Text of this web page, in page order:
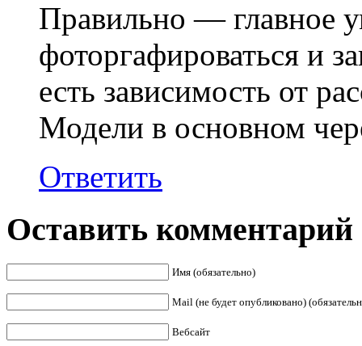
Правильно — главное
фоторгафироваться и
есть зависимость от
Модели в основном
Ответить
Оставить комментарий
Имя (обязательно)
Mail (не будет опубликовано)
Вебсайт